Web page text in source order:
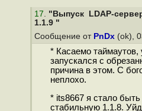
17. "Выпуск LDAP-
1.1.9 "
Сообщение от PnDx (ok),
* Касаемо
запускался с
причина в этом. С
неплохо.
* its8667 я стало
стабильную 1.1.8.